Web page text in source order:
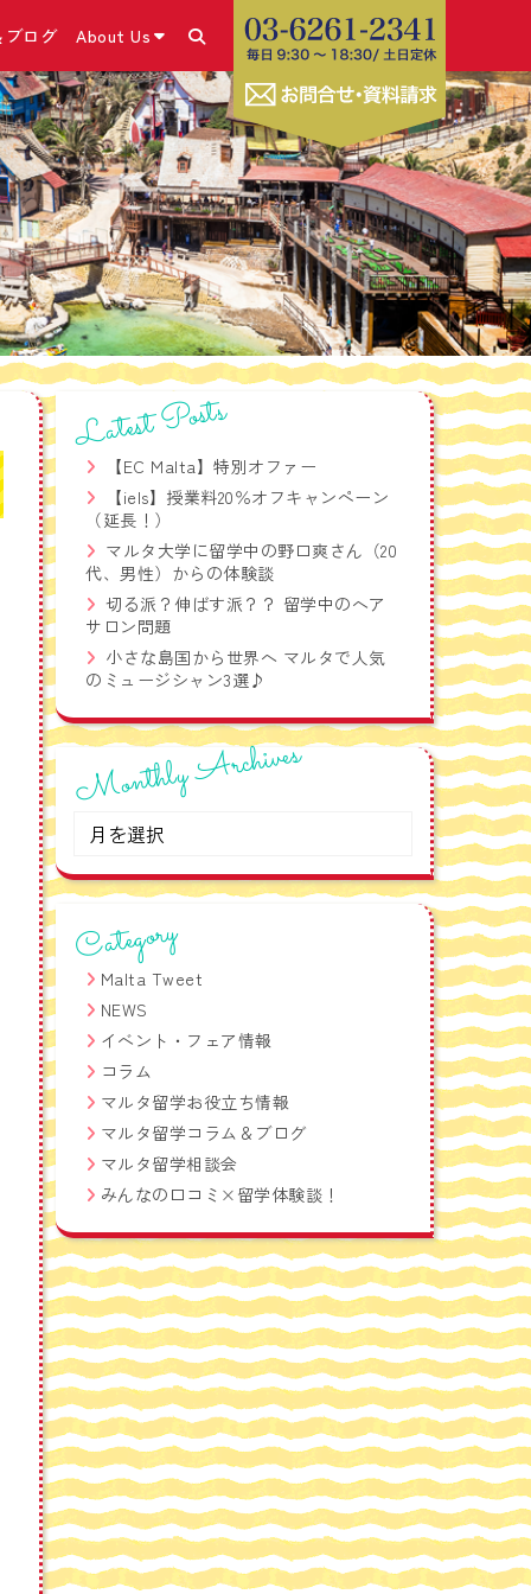
ります！
ース
）取得
留学プログラム
ム
ース
の流れ
と
申請方法
ホリデービザ
勧めの海外SIMカー
相談サービス
危機管理ワンストッ
フレーズ集！
ブログ About Us
ブログ・SNS
験談
Latest Posts
【EC Malta】特別オファー
【iels】授業料20％オフキャンペーン
（延長！）
マルタ大学に留学中の野口爽さん（20
代、男性）からの体験談
切る派？伸ばす派？？ 留学中のヘア
サロン問題
小さな島国から世界へ マルタで人気
のミュージシャン3選♪
Monthly Archives
Monthly
Archives
Category
Malta Tweet
NEWS
イベント・フェア情報
コラム
マルタ留学お役立ち情報
マルタ留学コラム＆ブログ
マルタ留学相談会
みんなの口コミ×留学体験談！